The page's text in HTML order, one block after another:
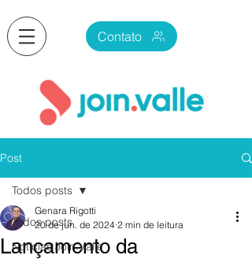
Contato
Post
Todos posts
Notícias Join.Valle
Todos posts
Lançamento da
Genara Rigotti
20 de jun. de 2024 2 min de leitura